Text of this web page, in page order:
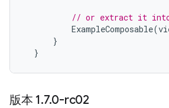
// or extract it into
ExampleComposable(
}
}
版本 1.7.0-rc02